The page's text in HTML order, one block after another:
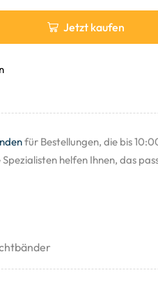
Jetzt kaufen
für Bestellungen, die bis
Spezialisten helfen Ihnen, das